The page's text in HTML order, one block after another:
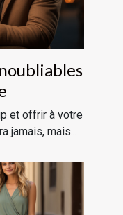
et offrir à votre
jamais, mais...